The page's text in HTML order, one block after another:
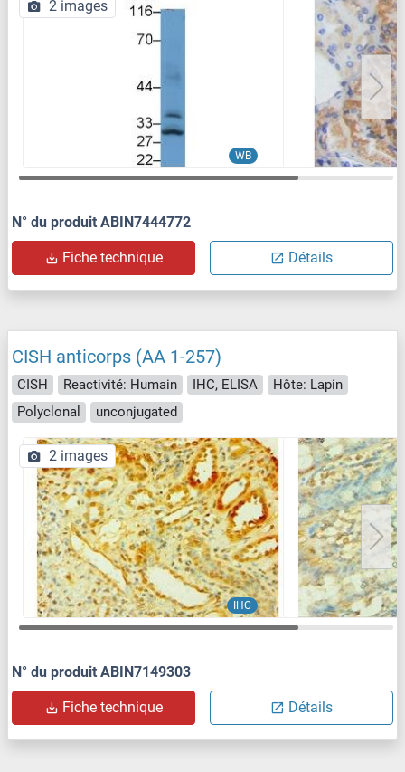
WB
2 images
N° du produit ABIN7444772
Fiche technique Détails
CISH anticorps (AA 1-257)
CISH Reactivité: Humain IHC, ELISA
Hôte: Lapin
Polyclonal
unconjugated
IHC
2 images
N° du produit ABIN7149303
Fiche technique Détails